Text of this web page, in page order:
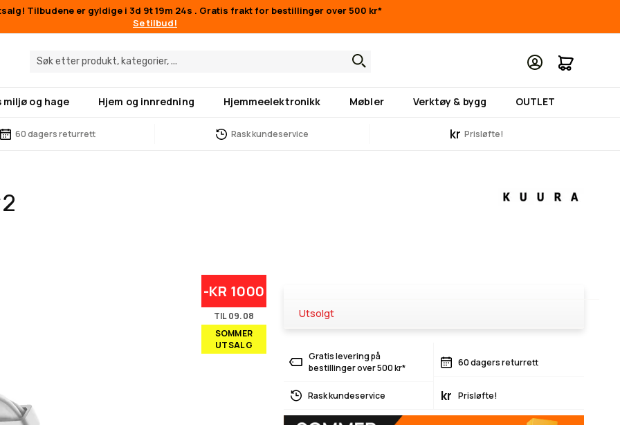
Tilbudene er gyldige i 3d 9t 19m 23s . Gratis frakt for bestillinger over 500 kr*
Se tilbud!
Min
miljø og hage Hjem og innredning Hjemmeelektronikk Møbler Verktøy & bygg OUTLET
60 dagers returrett Rask kundeservice kr Prisløfte!
-KR 1000
TIL 09.08
SOMMER
UTSALG
Utsolgt
Gratis levering på
bestillinger over 500 kr*
60 dagers returrett
Rask kundeservice kr Prisløfte!